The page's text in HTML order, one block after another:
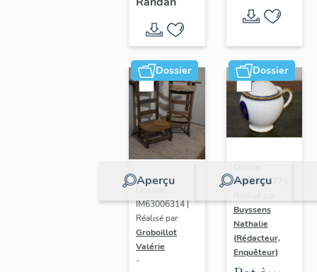
prière de
Marie-
Amélie "
Dossier
Aperçu
Dossier
IM63006314 |
Réalisé par
Groboillot
Valérie
-
Dossier
Aperçu
IM63009577 |
Buyssens
Nathalie
(Rédacteur,
Enquêteur)